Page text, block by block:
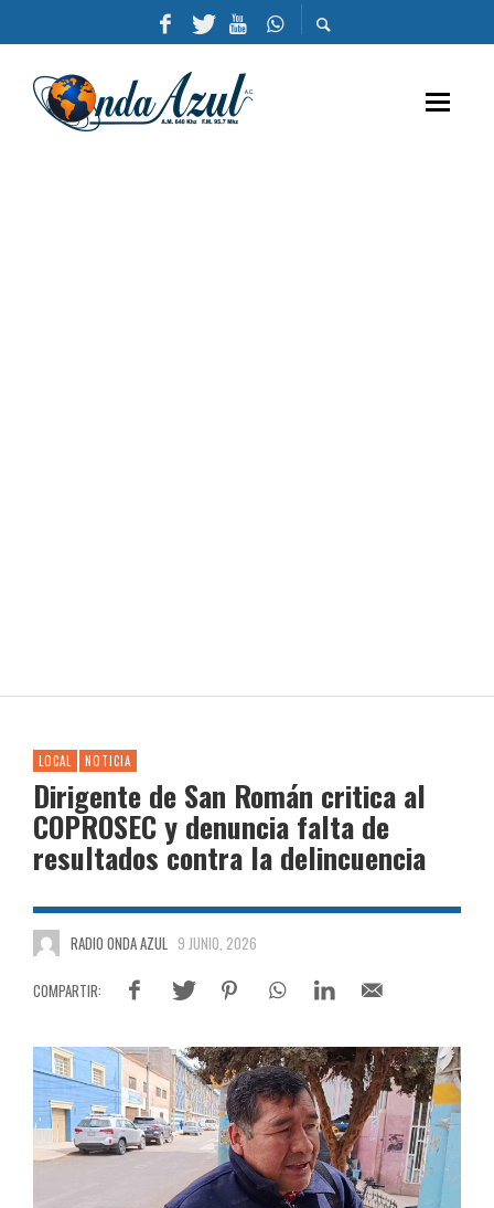
LOCAL NOTICIA
Dirigente de San Román critica al
COPROSEC y denuncia falta de
resultados contra la delincuencia
RADIO ONDA AZUL 9 JUNIO, 2026